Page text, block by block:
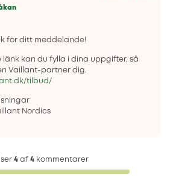
för ditt meddelande!
länk kan du fylla i dina uppgifter, så
Vaillant-partner dig.
tilbud/
Nordics
4af 4kommentarer